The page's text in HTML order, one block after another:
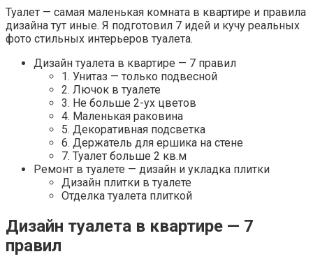
Туалет — самая маленькая комната в квартире и правила
дизайна тут иные. Я подготовил 7 идей и кучу реальных
фото стильных интерьеров туалета.
Дизайн туалета в квартире — 7 правил
1. Унитаз — только подвесной
2. Лючок в туалете
3. Не больше 2-ух цветов
4. Маленькая раковина
5. Декоративная подсветка
6. Держатель для ершика на стене
7. Туалет больше 2 кв.м
Ремонт в туалете — дизайн и укладка плитки
Дизайн плитки в туалете
Отделка туалета плиткой
Дизайн туалета в квартире — 7
правил